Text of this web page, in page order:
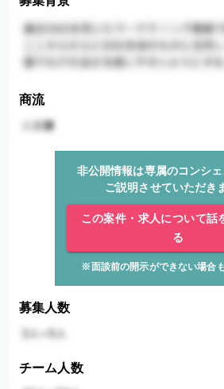
商流
非公開情報は専属のコンシ
ご説明させていただき
この案件・求人について話
る
※面談前の開示ができない場合も
募集人数
チーム人数